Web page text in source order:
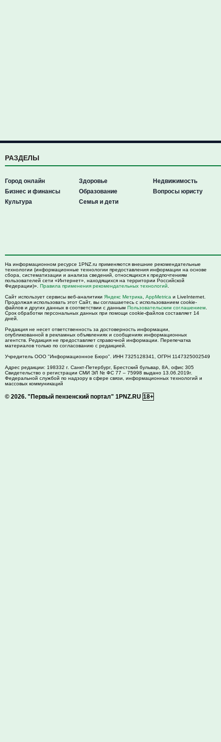
РАЗДЕЛЫ
Город онлайн
Бизнес и финансы
Культура
Здоровье
Образование
Семья и дети
Недвижимость
Вопросы юристу
На информационном ресурсе 1PNZ.ru применяются внешние рекомендательные
технологии (информационные технологии предоставления информации на основе
сбора, систематизации и анализа сведений, относящихся к предпочтениям
пользователей сети «Интернет», находящихся на территории Российской
Федерации)». Правила применения рекомендательных технологий
Сайт использует сервисы веб-аналитики Яндекс Метрика AppMetrica и LiveInternet.
Продолжая использовать этот Сайт, вы соглашаетесь с использованием cookie-
файлов и других данных в соответствии с данным Пользовательским соглашением
Срок обработки персональных данных при помощи cookie-файлов составляет 14
дней.
Редакция не несет ответственность за достоверность информации,
опубликованной в рекламных объявлениях и сообщениях информационных
агентств. Редакция не предоставляет справочной информации. Перепечатка
материалов только по согласованию с редакцией.
Учредитель ООО "Информационное Бюро". ИНН 7325128341, ОГРН 1147325002549
Адрес редакции: 198332 г. Санкт-Петербург, Брестский бульвар, 8А, офис 305
Свидетельство о регистрации СМИ ЭЛ № ФС 77 – 75998 выдано 13.06.2019г.
Федеральной службой по надзору в сфере связи, информационных технологий и
массовых коммуникаций
© 2026. "Первый пензенский портал" 1PNZ.RU 18+